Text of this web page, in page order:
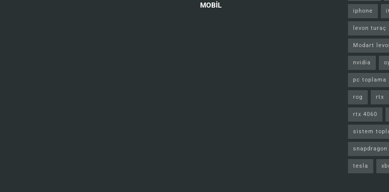
MOBİL
iphone
levon turaç
Modart
nvidia
pc toplama
rog rtx
rtx 4060
sistem
snapdragon
tesla